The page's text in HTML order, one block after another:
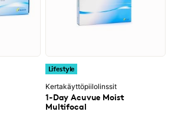
Lifestyle
Kertakäyttöpiilolinssit
1-Day Acuvue Moist
Multifocal